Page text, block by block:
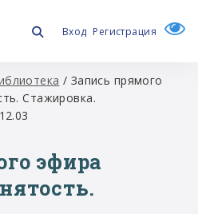
Вход Регистрация
/ Запись прямого
Стажировка.
эфира